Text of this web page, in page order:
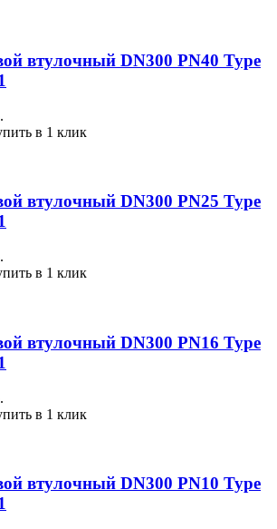
втулочный DN300 PN40 Type
в 1 клик
втулочный DN300 PN25 Type
в 1 клик
втулочный DN300 PN16 Type
в 1 клик
втулочный DN300 PN10 Type